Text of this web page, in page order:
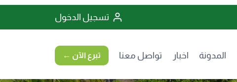
تسجيل الدخول
المدونة اخبار تواصل معنا تبرع الآن ←